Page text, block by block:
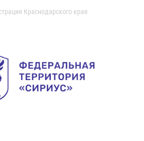
Краснодарского края